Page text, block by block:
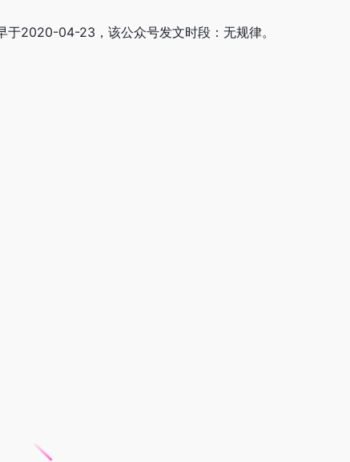
2020-04-23，该公众号发文时段：无规律。